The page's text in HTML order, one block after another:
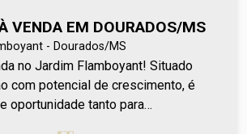
VENDA EM DOURADOS/MS
- Dourados/MS
no Jardim Flamboyant! Situado
com potencial de crescimento, é
oportunidade tanto para